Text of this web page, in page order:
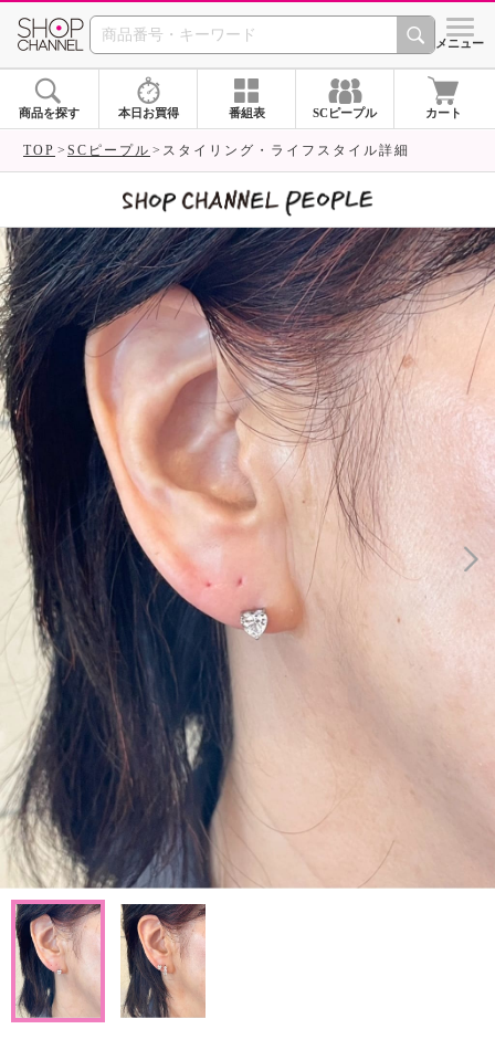
SHOP CHANNEL シメニュー
商品を探す 本日お買得 番組表 SCピープル カート
TOP SCピープル スタイリング・ライフスタイル詳細